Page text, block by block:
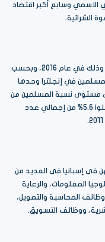
الاسمي وسابع أكبر اقتصاد
الشرائية.
ويشكل المسلمون نسبة 5.6% من سكان بريطانيا وذلك في عام 2016، وبحسب
في إنجلترا وحدها
و92 ألف مسلم. على مستوى نسبة المسلمين من
سكان إنجلترا، أشار التقييم إلى أن المسلمين شكلوا 5.6% من إجمالي عدد
فى إسبانيا فى العديد من
المعلومات، والرعاية
المحاسبة والتمويل،
ووظائف التسويق.